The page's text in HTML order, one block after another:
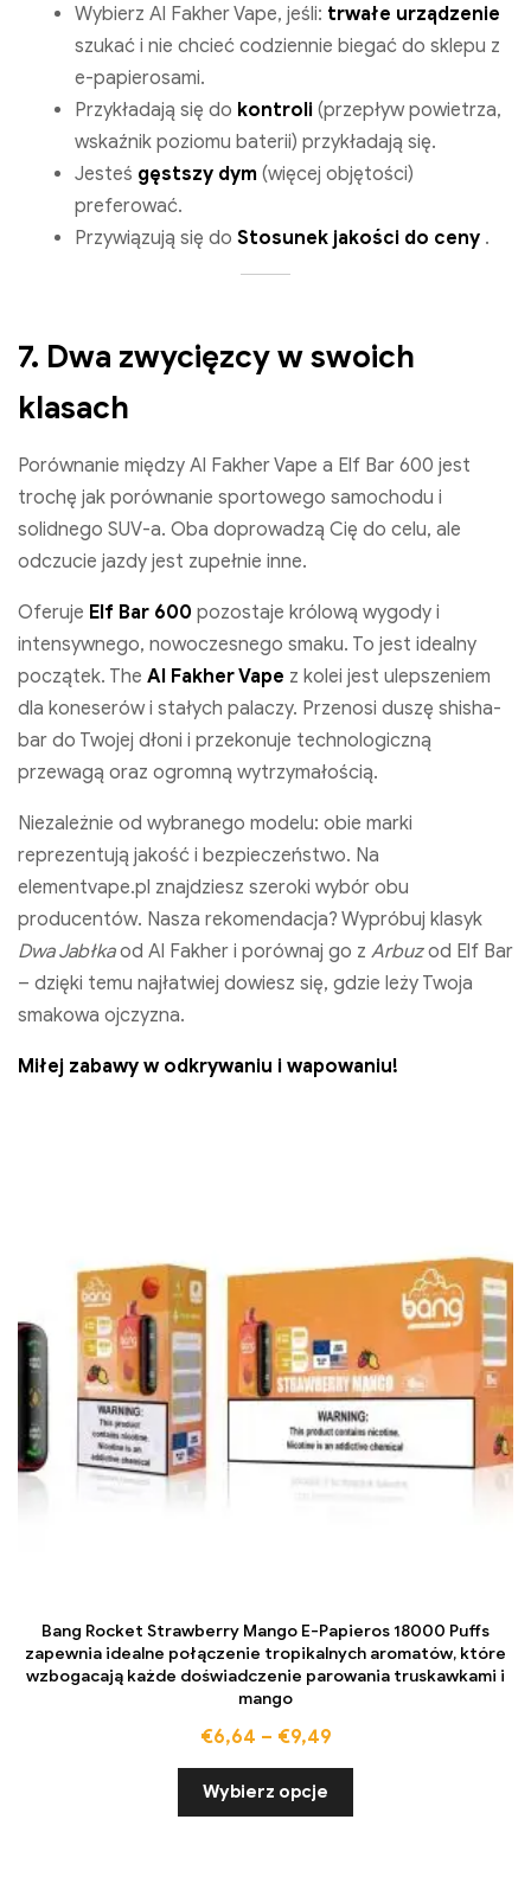
Wybierz Al Fakher Vape, jeśli: trwałe urządzenie
szukać i nie chcieć codziennie biegać do sklepu z
e-papierosami.
Przykładają się do kontroli (przepływ powietrza,
wskaźnik poziomu baterii) przykładają się.
Jesteś gęstszy dym (więcej objętości)
preferować.
Przywiązują się do Stosunek jakości do ceny .
7. Dwa zwycięzcy w swoich
klasach
Porównanie między Al Fakher Vape a Elf Bar 600 jest
trochę jak porównanie sportowego samochodu i
solidnego SUV-a. Oba doprowadzą Cię do celu, ale
odczucie jazdy jest zupełnie inne.
Oferuje Elf Bar 600 pozostaje królową wygody i
intensywnego, nowoczesnego smaku. To jest idealny
początek. The Al Fakher Vape z kolei jest ulepszeniem
dla koneserów i stałych palaczy. Przenosi duszę shisha-
bar do Twojej dłoni i przekonuje technologiczną
przewagą oraz ogromną wytrzymałością.
Niezależnie od wybranego modelu: obie marki
reprezentują jakość i bezpieczeństwo. Na
elementvape.pl znajdziesz szeroki wybór obu
producentów. Nasza rekomendacja? Wypróbuj klasyk
Dwa Jabłkaod Al Fakher i porównaj go z Arbuzod Elf Bar
– dzięki temu najłatwiej dowiesz się, gdzie leży Twoja
smakowa ojczyzna.
Miłej zabawy w odkrywaniu i wapowaniu!
Bang Rocket Strawberry Mango E-Papieros 18000 Puffs
zapewnia idealne połączenie tropikalnych aromatów, które
wzbogacają każde doświadczenie parowania truskawkami i
mango
€6,64 – €9,49
Wybierz opcje